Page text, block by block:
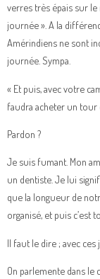
verres très épais sur le
journée ». A la
Amérindiens ne sont
journée. Sympa.
« Et puis, avec votre
faudra acheter un tour
Pardon ?
Je suis fumant. Mon
un dentiste. Je lui
que la longueur de
organisé, et puis c’est
Il faut le dire ; avec
On parlemente dans le